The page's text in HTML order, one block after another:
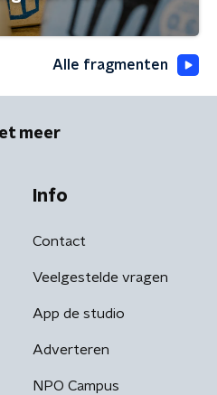
Alle fragmenten
meer
Info
Contact
Veelgestelde vragen
App de studio
Adverteren
NPO Campus